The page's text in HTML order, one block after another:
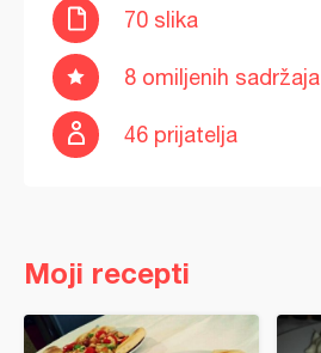
70 slika
8 omiljenih sadržaja
46 prijatelja
Moji recepti